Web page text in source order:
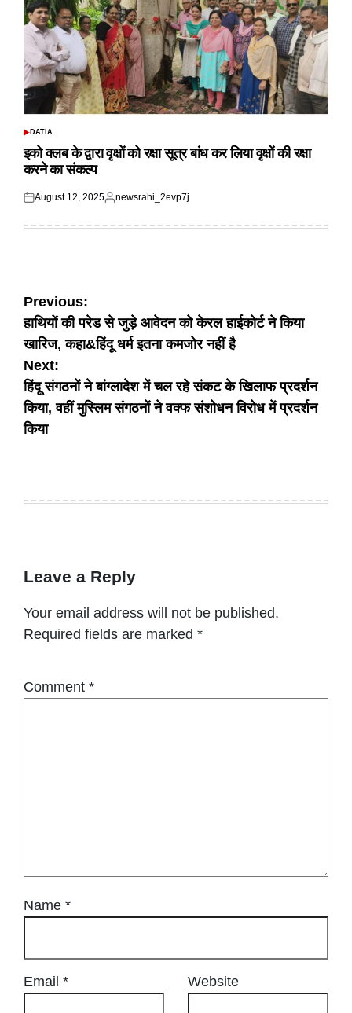
POSTED
DATIA
इको क्लब के द्वारा वृक्षों को रक्षा सूत्र बांध कर लिया वृक्षों की रक्षा
करने का संकल्प
Posted
August 12, 2025
Posted
newsrahi_2evp7j
Post
navigation
Previous:
हाथियों की परेड से जुड़े आवेदन को केरल हाईकोर्ट ने किया
खारिज, कहा&हिंदू धर्म इतना कमजोर नहीं है
Next:
हिंदू संगठनों ने बांग्लादेश में चल रहे संकट के खिलाफ प्रदर्शन
किया, वहीं मुस्लिम संगठनों ने वक्फ संशोधन विरोध में प्रदर्शन
किया
Leave a Reply
Your email address will not be published.
Required fields are marked *
Comment *
Name *
Email * Website